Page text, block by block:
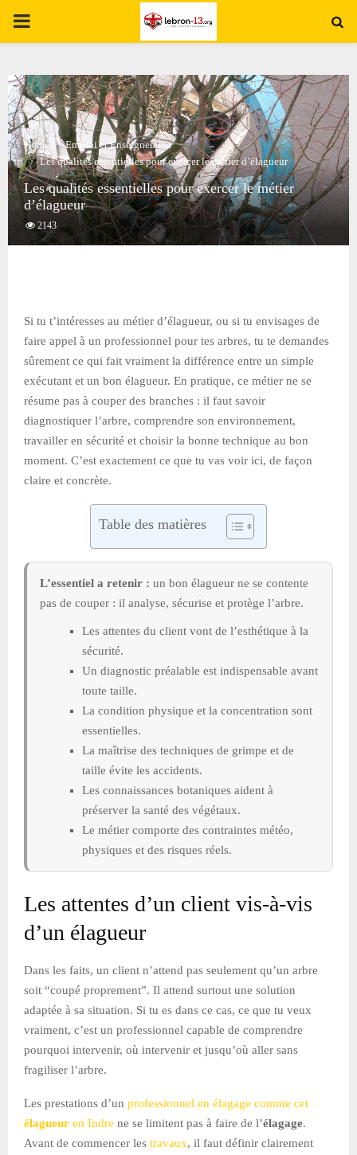
PRIMARY
Home
Emploi et Enseignement
Les qualités essentielles pour exercer le métier d’élagueur
Les qualités essentielles pour exercer le métier
d’élagueur
2143
Si tu t’intéresses au métier d’élagueur, ou si tu envisages de
faire appel à un professionnel pour tes arbres, tu te demandes
sûrement ce qui fait vraiment la différence entre un simple
exécutant et un bon élagueur. En pratique, ce métier ne se
résume pas à couper des branches : il faut savoir
diagnostiquer l’arbre, comprendre son environnement,
travailler en sécurité et choisir la bonne technique au bon
moment. C’est exactement ce que tu vas voir ici, de façon
claire et concrète.
Table des matières
L’essentiel a retenir : un bon élagueur ne se contente
pas de couper : il analyse, sécurise et protège l’arbre.
Les attentes du client vont de l’esthétique à la
sécurité.
Un diagnostic préalable est indispensable avant
toute taille.
La condition physique et la concentration sont
essentielles.
La maîtrise des techniques de grimpe et de
taille évite les accidents.
Les connaissances botaniques aident à
préserver la santé des végétaux.
Le métier comporte des contraintes météo,
physiques et des risques réels.
Les attentes d’un client vis-à-vis
d’un élagueur
Dans les faits, un client n’attend pas seulement qu’un arbre
soit “coupé proprement”. Il attend surtout une solution
adaptée à sa situation. Si tu es dans ce cas, ce que tu veux
vraiment, c’est un professionnel capable de comprendre
pourquoi intervenir, où intervenir et jusqu’où aller sans
fragiliser l’arbre.
Les prestations d’un professionnel en élagage comme cet
élagueur en Indre ne se limitent pas à faire de l’élagage.
Avant de commencer les travaux, il faut définir clairement